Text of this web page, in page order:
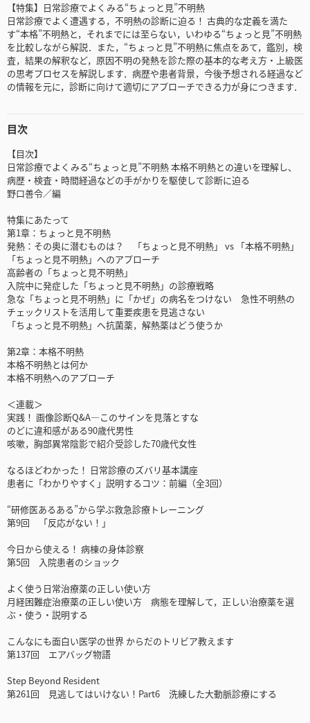
【特集】日常診療でよくみる“ちょっと見”不明熱
日常診療でよく遭遇する，不明熱の診断に迫る！ 古典的な定義を満た
す“本格”不明熱と，それまでには至らない，いわゆる“ちょっと見”不明熱
を比較しながら解説．また，“ちょっと見”不明熱に焦点をあて，鑑別，検
査，結果の解釈など，原因不明の発熱を診た際の基本的な考え方・上級医
の思考プロセスを解説します．病歴や患者背景，今後予想される経過など
の情報を元に，診断に向けて適切にアプローチできる力が身につきます．
目次
【目次】
日常診療でよくみる“ちょっと見”不明熱 本格不明熱との違いを理解し、
病歴・検査・時間経過などの手がかりを駆使して診断に迫る
野口善令／編
特集にあたって
第1章：ちょっと見不明熱
発熱：その奥に潜むものは？ 「ちょっと見不明熱」 vs 「本格不明熱」
「ちょっと見不明熱」へのアプローチ
高齢者の「ちょっと見不明熱」
入院中に発症した「ちょっと見不明熱」の診療戦略
急な「ちょっと見不明熱」に「かぜ」の病名をつけない 急性不明熱の
チェックリストを活用して重要疾患を見逃さない
「ちょっと見不明熱」へ抗菌薬，解熱薬はどう使うか
第2章：本格不明熱
本格不明熱とは何か
本格不明熱へのアプローチ
＜連載＞
実践！ 画像診断Q&A―このサインを見落とすな
のどに違和感がある90歳代男性
咳嗽，胸部異常陰影で紹介受診した70歳代女性
なるほどわかった！ 日常診療のズバリ基本講座
患者に「わかりやすく」説明するコツ：前編（全3回）
“研修医あるある”から学ぶ救急診療トレーニング
第9回 「反応がない！」
今日から使える！ 病棟の身体診察
第5回 入院患者のショック
よく使う日常治療薬の正しい使い方
月経困難症治療薬の正しい使い方 病態を理解して，正しい治療薬を選
ぶ・使う・説明する
こんなにも面白い医学の世界 からだのトリビア教えます
第137回 エアバッグ物語
Step Beyond Resident
第261回 見逃してはいけない！Part6 洗練した大動脈診療にする